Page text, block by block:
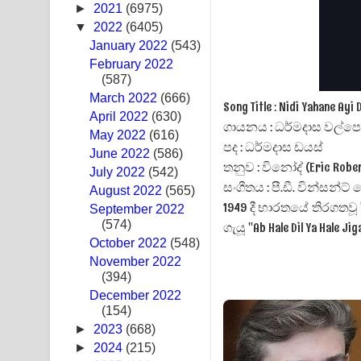
Hoda sihiyen Song Lyrics - හොද සිහියෙන් ගීතයේ පද
Awanken Song Lyrics - අවංකෙන් ගීතයේ පද පෙළ
Pemwanthiye Song Lyrics - පෙම්වන්තියේ ගීතයේ පද
Manobhawa Song Lyrics - මනෝභව ගීතයේ පද පෙළ
Akahe Indala Song Lyrics - ආකාහේ ඉඳලා ගීතයේ
Raawaya Song Lyrics - රාවය ගීතයේ පද පෙළ
Saddeta Denna Song Lyrics - සද්දෙට දෙන්න ගීතයේ
Kaalaya Song Lyrics - කාලය ගීතයේ පද පෙළ
Aramuna Song Lyrics - අරමුණ ගීතයේ පද පෙළ
Sandata Duka Hithila Song Lyrics - සඳට දුක
► 2021 (6975)
▼ 2022 (6405)
January 2022 (543)
February 2022
(587)
March 2022 (666)
April 2022 (630)
May 2022 (616)
June 2022 (586)
July 2022 (542)
August 2022 (565)
September 2022
(574)
October 2022 (548)
November 2022
(394)
December 2022
(154)
► 2023 (668)
► 2024 (215)
Song Title : Nidi
ගායනය : ධර්මදාස
පද : ධර්මදාස ඩයස්
තනුව : විනෝද් (Eric
සංගීතය : පී.ඩී. වින්සන්ට්
1949 දී භාරතයේ
ගැයූ "Ab Hale Dil Ya